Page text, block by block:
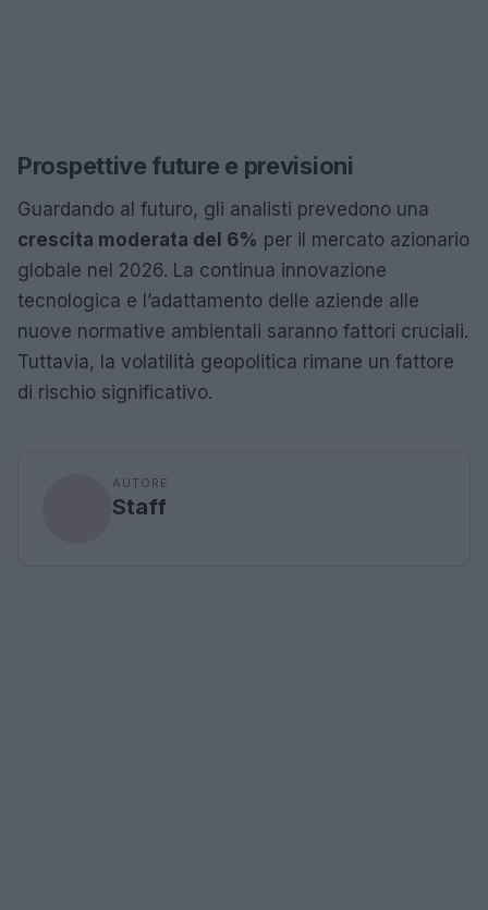
Prospettive future e previsioni
Guardando al futuro, gli analisti prevedono una
crescita moderata del 6% per il mercato azionario
globale nel 2026. La continua innovazione
tecnologica e l’adattamento delle aziende alle
nuove normative ambientali saranno fattori cruciali.
Tuttavia, la volatilità geopolitica rimane un fattore
di rischio significativo.
AUTORE
Staff